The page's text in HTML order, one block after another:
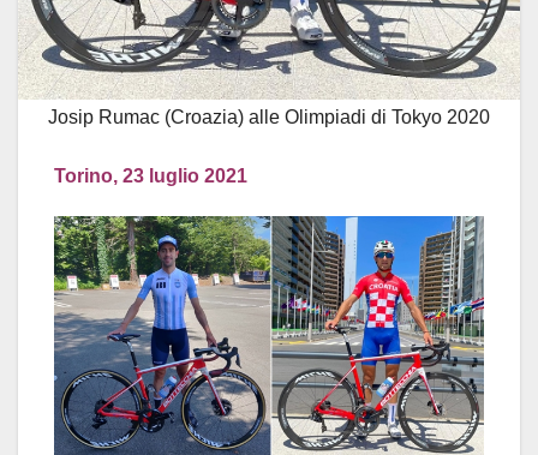
Josip Rumac (Croazia) alle Olimpiadi di Tokyo 2020
Torino, 23 luglio 2021